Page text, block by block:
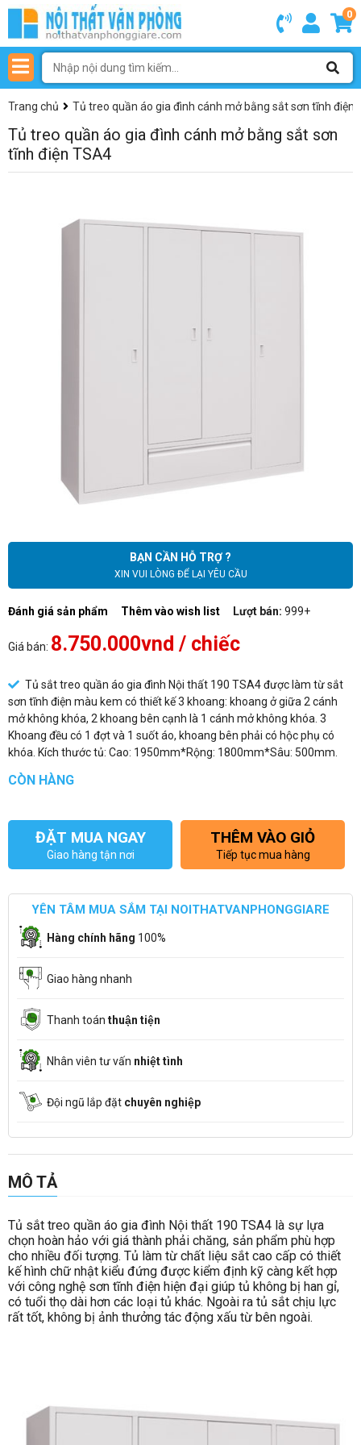
0
Trang chủ Tủ treo quần áo gia đình cánh mở bằng sắt sơn tĩnh điện
Tủ treo quần áo gia đình cánh mở bằng sắt sơn
tĩnh điện TSA4
BẠN CẦN HỖ TRỢ ?
XIN VUI LÒNG ĐỂ LẠI YÊU CẦU
Đánh giá sản phẩm Thêm vào wish list Lượt bán: 999+
Giá bán: 8.750.000vnd / chiếc
Tủ sắt treo quần áo gia đình Nội thất 190 TSA4 được làm từ sắt
sơn tĩnh điện màu kem có thiết kế 3 khoang: khoang ở giữa 2 cánh
mở không khóa, 2 khoang bên cạnh là 1 cánh mở không khóa. 3
Khoang đều có 1 đợt và 1 suốt áo, khoang bên phải có hộc phụ có
khóa. Kích thước tủ: Cao: 1950mm*Rộng: 1800mm*Sâu: 500mm.
CÒN HÀNG
ĐẶT MUA NGAY
Giao hàng tận nơi
THÊM VÀO GIỎ
Tiếp tục mua hàng
YÊN TÂM MUA SẮM TẠI NOITHATVANPHONGGIARE
Hàng chính hãng 100%
Giao hàng nhanh
Thanh toán thuận tiện
Nhân viên tư vấn nhiệt tình
Đội ngũ lắp đặt chuyên nghiệp
MÔ TẢ
Tủ sắt treo quần áo gia đình Nội thất 190 TSA4 là sự lựa
chọn hoàn hảo với giá thành phải chăng, sản phẩm phù hợp
cho nhiều đối tượng. Tủ làm từ chất liệu sắt cao cấp có thiết
kế hình chữ nhật kiểu đứng được kiểm định kỹ càng kết hợp
với công nghệ sơn tĩnh điện hiện đại giúp tủ không bị han gỉ,
có tuổi thọ dài hơn các loại tủ khác. Ngoài ra tủ sắt chịu lực
rất tốt, không bị ảnh thưởng tác động xấu từ bên ngoài.